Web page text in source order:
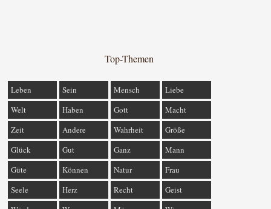
Top-Themen
Leben Sein Mensch
Liebe
Welt
Haben Gott
Macht
Zeit
Andere Wahrheit
Größe
Glück
Gut Ganz
Mann
Güte
Können Natur
Frau
Seele
Herz Recht
Geist